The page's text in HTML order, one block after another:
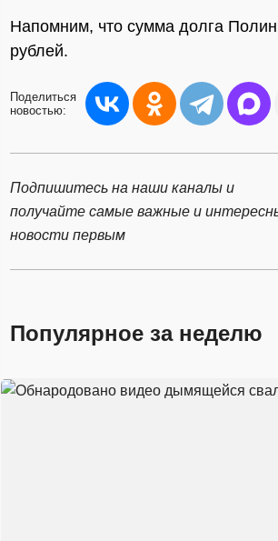
Напомним, что сумма долга
рублей.
Поделиться
новостью:
Подпишитесь на наши каналы и
получайте самые важные и
новости первым
Популярное за неделю